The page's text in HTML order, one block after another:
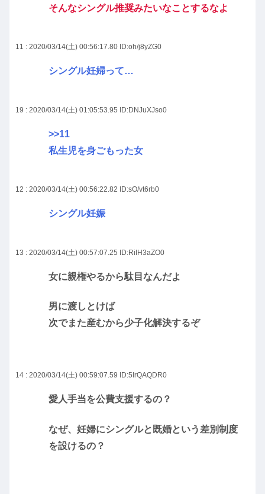
そんなシングル推奨みたいなことするなよ
11 : 2020/03/14(土) 00:56:17.80 ID:oh/j8yZG0
シングル妊婦って…
19 : 2020/03/14(土) 01:05:53.95 ID:DNJuXJso0
>>11
私生児を身ごもった女
12 : 2020/03/14(土) 00:56:22.82 ID:sO/vt6rb0
シングル妊娠
13 : 2020/03/14(土) 00:57:07.25 ID:RiIH3aZO0
女に親権やるから駄目なんだよ
男に渡しとけば
次でまた産むから少子化解決するぞ
14 : 2020/03/14(土) 00:59:07.59 ID:5IrQAQDR0
愛人手当を公費支援するの？
なぜ、妊婦にシングルと既婚という差別制度
を設けるの？